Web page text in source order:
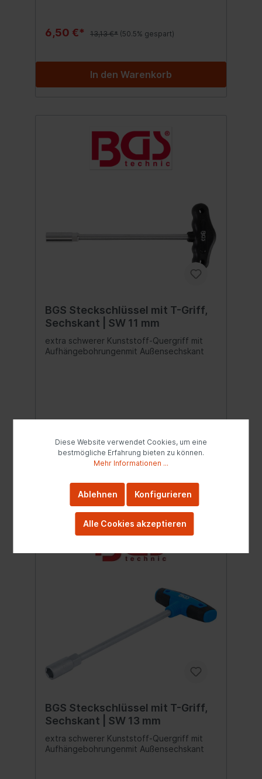
6,50 €* 13,13 €* (50.5% gespart)
In den Warenkorb
BGS Steckschlüssel mit T-Griff,
Sechskant | SW 11 mm
extra schwerer Kunststoff-Quergriff mit
Aufhängebohrungenmit Außensechskant
5,99 €*
Details
BGS Steckschlüssel mit T-Griff,
Sechskant | SW 13 mm
extra schwerer Kunststoff-Quergriff mit
Aufhängebohrungenmit Außensechskant
Diese Website verwendet Cookies, um eine
bestmögliche Erfahrung bieten zu können.
Mehr Informationen ...
Ablehnen Konfigurieren
Alle Cookies akzeptieren